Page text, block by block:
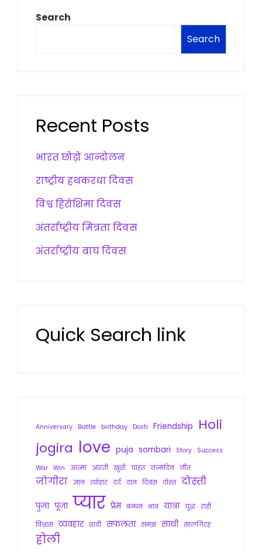
Search
Search
Recent Posts
भारत छोड़ो आन्दोलन
राष्ट्रीय हथकरधा दिवस
विश्व हिरोशिमा दिवस
अंतर्राष्ट्रीय मित्रता दिवस
अंतर्राष्ट्रीय बाघ दिवस
Quick Search link
Anniversary Battle birthday Dosti Friendship
Holi
jogira love puja sombari Story
Success
War Win आत्मा आरती खुशी चाहत जन्मदिन जीत
जोगीरा ज्ञान त्योहार दर्द दान दिवस दोस्त दोस्ती
पुजा पूजा प्यार प्रेम बन्धन भाव यात्रा युद्ध राही
विश्वास व्यवहार शादी सफलता समझ साथी सालगिरह
होली